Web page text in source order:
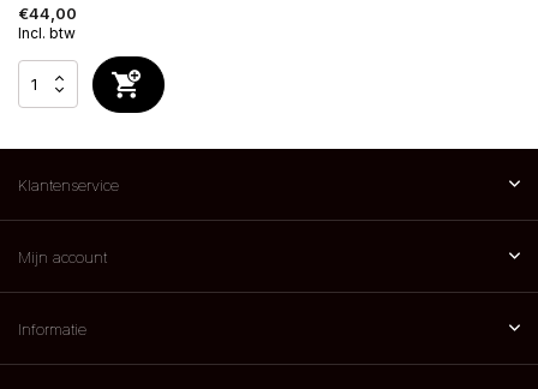
€44,00
Incl. btw
Klantenservice
Mijn account
Informatie